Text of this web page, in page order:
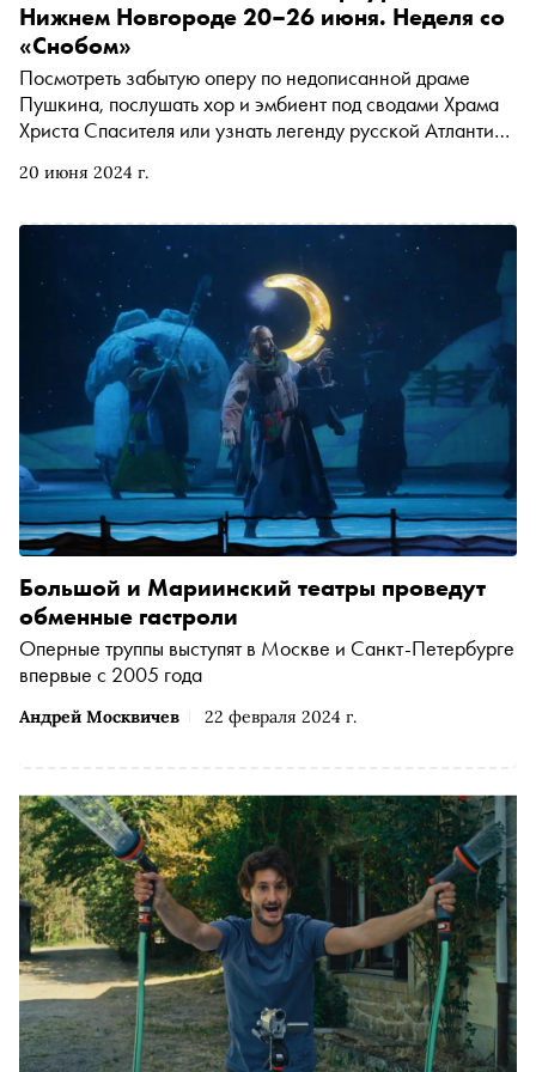
захлебнулась при Сталине, какие фантазии о мертвом
сыне преследовали Елену Гуро, зачем обычные
художники превращаются в трансмедиальных и когда им
это вредит
20 июня 2024 г.
Нижнем Новгороде 20–26 июня. Неделя со
«Снобом»
Посмотреть забытую оперу по недописанной драме
Пушкина, послушать хор и эмбиент под сводами Храма
Христа Спасителя или узнать легенду русской Атлантиды
куда сходить на ближайшей неделе
Андрей Москвичев 22 февраля 2024 г.
Большой и Мариинский театры проведут
обменные гастроли
Оперные труппы выступят в Москве и Санкт-Петербурге
впервые с 2005 года